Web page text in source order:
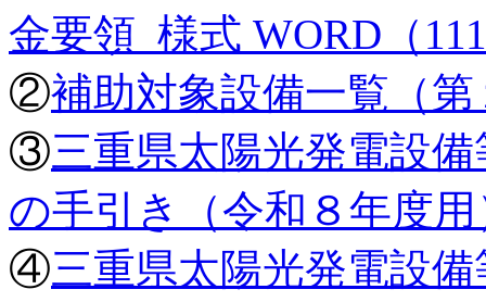
金要領_様式 WORD（
②補助対象設備一覧（
③三重県太陽光発電設
の手引き（令和８年度
④三重県太陽光発電設